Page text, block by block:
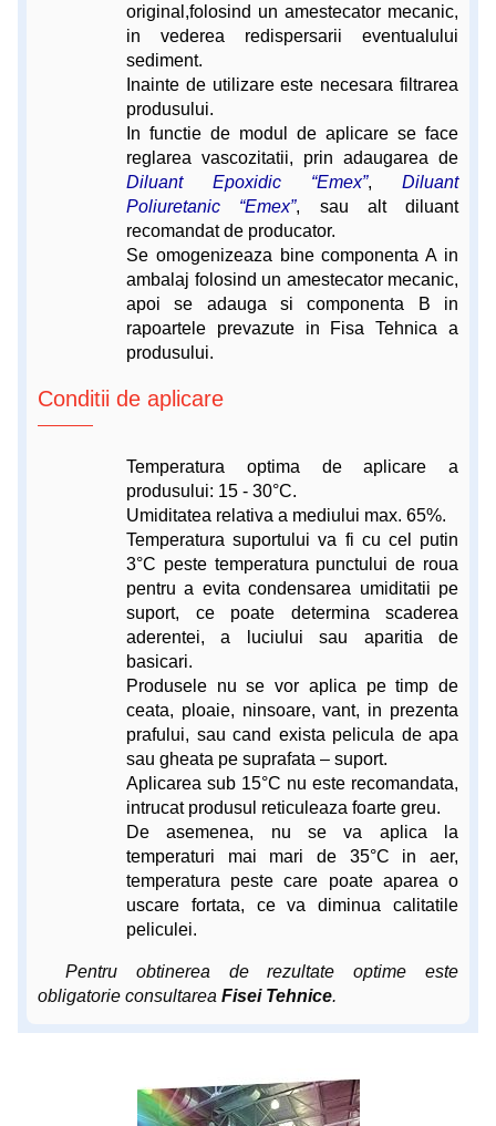
original,folosind un amestecator mecanic,
in vederea redispersarii eventualului
sediment.
Inainte de utilizare este necesara filtrarea
produsului.
In functie de modul de aplicare se face
reglarea vascozitatii, prin adaugarea de
Diluant Epoxidic “Emex”, Diluant
Poliuretanic “Emex”, sau alt diluant
recomandat de producator.
Se omogenizeaza bine componenta A in
ambalaj folosind un amestecator mecanic,
apoi se adauga si componenta B in
rapoartele prevazute in Fisa Tehnica a
produsului.
Conditii de aplicare
Temperatura optima de aplicare a
produsului: 15 - 30°C.
Umiditatea relativa a mediului max. 65%.
Temperatura suportului va fi cu cel putin
3°C peste temperatura punctului de roua
pentru a evita condensarea umiditatii pe
suport, ce poate determina scaderea
aderentei, a luciului sau aparitia de
basicari.
Produsele nu se vor aplica pe timp de
ceata, ploaie, ninsoare, vant, in prezenta
prafului, sau cand exista pelicula de apa
sau gheata pe suprafata – suport.
Aplicarea sub 15°C nu este recomandata,
intrucat produsul reticuleaza foarte greu.
De asemenea, nu se va aplica la
temperaturi mai mari de 35°C in aer,
temperatura peste care poate aparea o
uscare fortata, ce va diminua calitatile
peliculei.
Pentru obtinerea de rezultate optime este
obligatorie consultarea Fisei Tehnice.